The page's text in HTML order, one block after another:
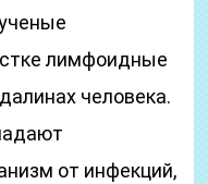
лимфоидные
человека.
от инфекций,